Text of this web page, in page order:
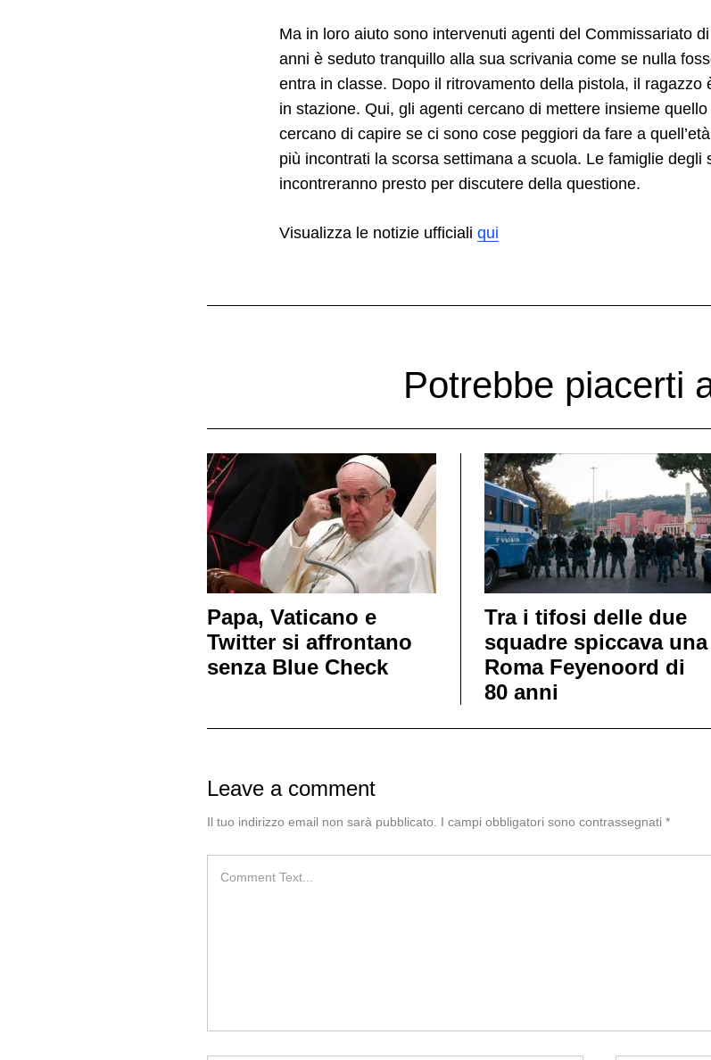
Ma in loro aiuto sono intervenuti agenti del Commissariato
anni è seduto tranquillo alla sua scrivania come se nulla
entra in classe. Dopo il ritrovamento della pistola, il ragazzo
in stazione. Qui, gli agenti cercano di mettere insieme
cercano di capire se ci sono cose peggiori da fare a
più incontrati la scorsa settimana a scuola. Le famiglie degli
incontreranno presto per discutere della questione.
Visualizza le notizie ufficiali qui
Potrebbe piacerti
Papa, Vaticano e
Twitter si affrontano
senza Blue Check
Tra i tifosi delle due
squadre spiccava una
Roma Feyenoord di
80 anni
Leave a comment
Il tuo indirizzo email non sarà pubblicato. I campi obbligatori sono contrassegnati *